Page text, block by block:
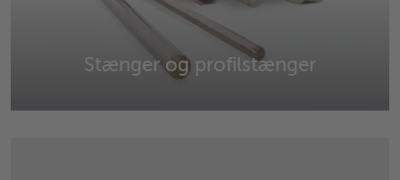
Stænger og profilstænger